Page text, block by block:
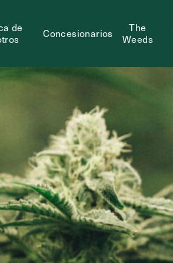
de
Concesionarios
The
Weeds